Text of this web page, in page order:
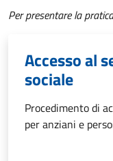
Per presentare la
Accesso al
sociale
Procedimento di
per anziani e